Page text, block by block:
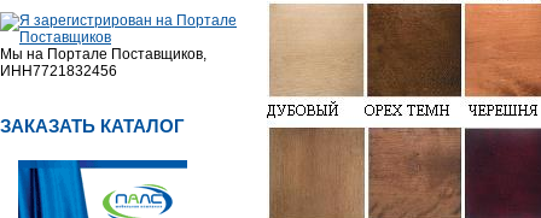
Мы на Портале Поставщиков,
ИНН7721832456
ЗАКАЗАТЬ КАТАЛОГ